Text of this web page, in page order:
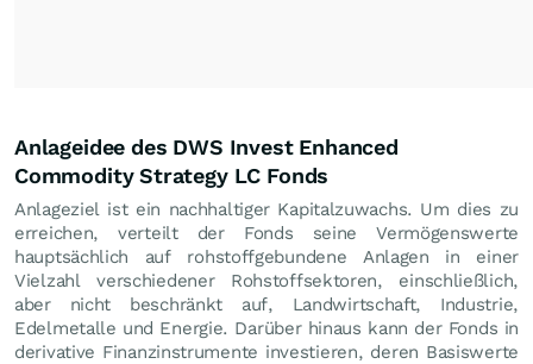
Anlageidee des DWS Invest Enhanced
Commodity Strategy LC Fonds
Anlageziel ist ein nachhaltiger Kapitalzuwachs. Um dies zu
erreichen, verteilt der Fonds seine Vermögenswerte
hauptsächlich auf rohstoffgebundene Anlagen in einer
Vielzahl verschiedener Rohstoffsektoren, einschließlich,
aber nicht beschränkt auf, Landwirtschaft, Industrie,
Edelmetalle und Energie. Darüber hinaus kann der Fonds in
derivative Finanzinstrumente investieren, deren Basiswerte